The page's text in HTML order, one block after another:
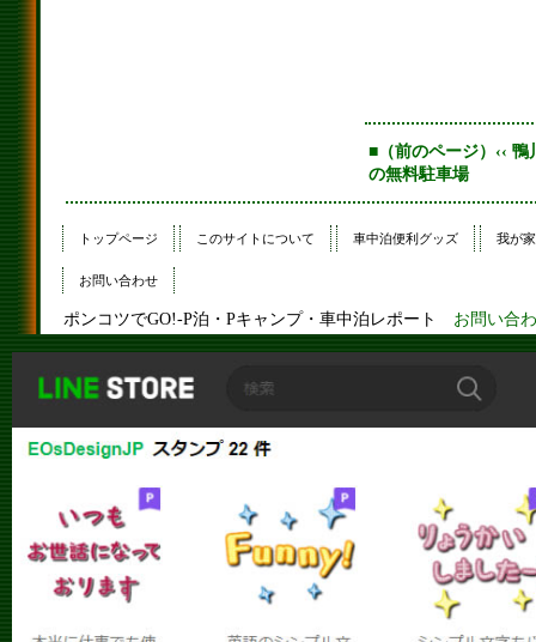
■（前のページ）‹‹
の無料駐車場
トップページ このサイトについて 車中泊便利グッズ 我が
お問い合わせ
ポンコツでGO!-P泊・Pキャンプ・車中泊レポート お問い合